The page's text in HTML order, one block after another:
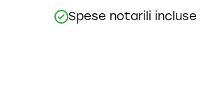
Spese notarili incluse